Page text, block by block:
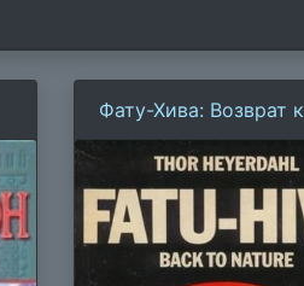
Фату-Хива: Возврат к
природе